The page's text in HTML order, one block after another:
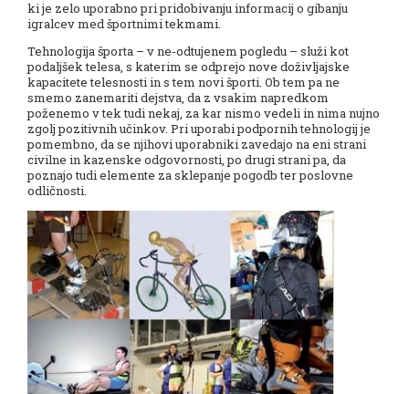
ki je zelo uporabno pri pridobivanju informacij o gibanju
igralcev med športnimi tekmami.
Tehnologija športa – v ne-odtujenem pogledu – služi kot
podaljšek telesa, s katerim se odprejo nove doživljajske
kapacitete telesnosti in s tem novi športi. Ob tem pa ne
smemo zanemariti dejstva, da z vsakim napredkom
poženemo v tek tudi nekaj, za kar nismo vedeli in nima nujno
zgolj pozitivnih učinkov. Pri uporabi podpornih tehnologij je
pomembno, da se njihovi uporabniki zavedajo na eni strani
civilne in kazenske odgovornosti, po drugi strani pa, da
poznajo tudi elemente za sklepanje pogodb ter poslovne
odličnosti.